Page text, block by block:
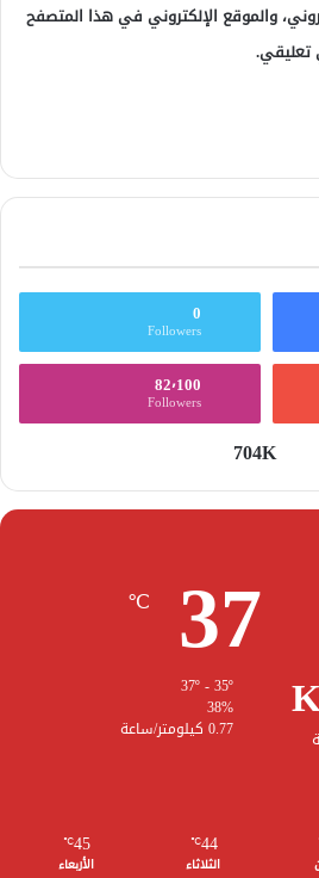
والموقع الإلكتروني في هذا المتصفح
تعليقي.
0
Followers
82٬100
Followers
704K
37
℃
38%
0.77 كيلومتر/ساعة
44
℃
الثلاثاء
45
℃
الأربعاء